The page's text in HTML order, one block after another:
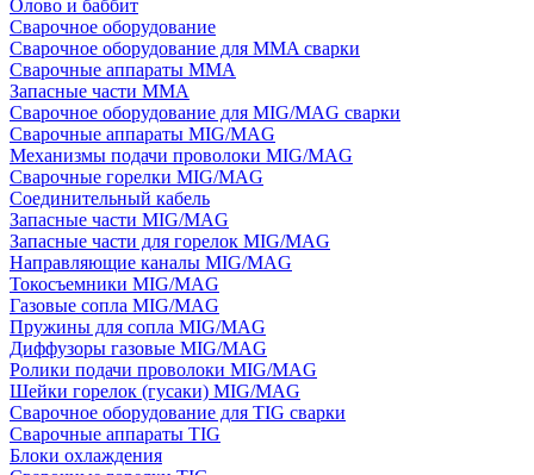
Олово и баббит
Сварочное оборудование
Сварочное оборудование для MMA сварки
Сварочные аппараты MMA
Запасные части MMA
Сварочное оборудование для MIG/MAG сварки
Сварочные аппараты MIG/MAG
Механизмы подачи проволоки MIG/MAG
Сварочные горелки MIG/MAG
Соединительный кабель
Запасные части MIG/MAG
Запасные части для горелок MIG/MAG
Направляющие каналы MIG/MAG
Токосъемники MIG/MAG
Газовые сопла MIG/MAG
Пружины для сопла MIG/MAG
Диффузоры газовые MIG/MAG
Ролики подачи проволоки MIG/MAG
Шейки горелок (гусаки) MIG/MAG
Сварочное оборудование для TIG сварки
Сварочные аппараты TIG
Блоки охлаждения